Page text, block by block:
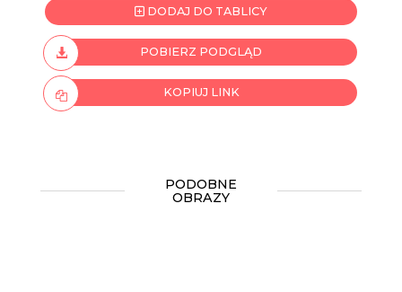
DODAJ DO TABLICY
POBIERZ PODGLĄD
KOPIUJ LINK
PODOBNE
OBRAZY